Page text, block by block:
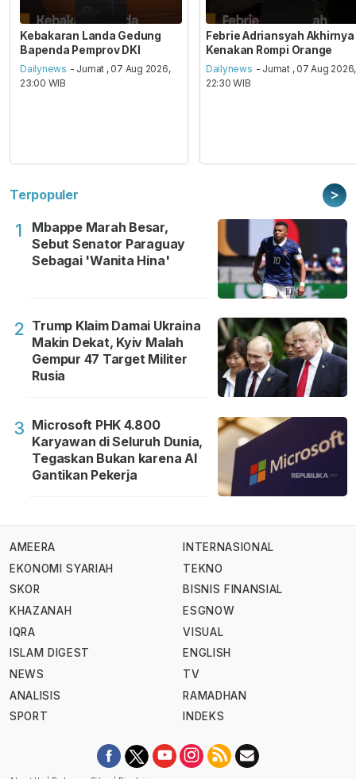
Kebakaran Landa Gedung
Bapenda Pemprov DKI
Dailynews - Jumat , 07 Aug 2026,
23:00 WIB
Febrie Adriansyah Akhirnya
Kenakan Rompi Orange
Dailynews - Jumat , 07 Aug 2026,
22:30 WIB
Terpopuler >
1
Mbappe Marah Besar,
Sebut Senator Paraguay
Sebagai 'Wanita Hina'
2 Trump Klaim Damai Ukraina
Makin Dekat, Kyiv Malah
Gempur 47 Target Militer
Rusia
3 Microsoft PHK 4.800
Karyawan di Seluruh Dunia,
Tegaskan Bukan karena AI
Gantikan Pekerja
AMEERA
EKONOMI SYARIAH
SKOR
KHAZANAH
IQRA
ISLAM DIGEST
NEWS
ANALISIS
SPORT
INTERNASIONAL
TEKNO
BISNIS FINANSIAL
ESGNOW
VISUAL
ENGLISH
TV
RAMADHAN
INDEKS